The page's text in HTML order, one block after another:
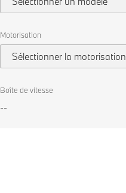
Motorisation
Sélectionner la motorisation
Boîte de vitesse
--